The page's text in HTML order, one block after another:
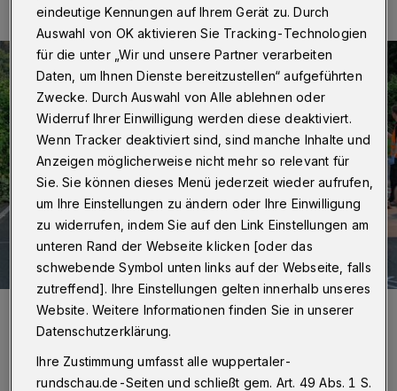
eindeutige Kennungen auf Ihrem Gerät zu. Durch
Auswahl von OK aktivieren Sie Tracking-Technologien
für die unter „Wir und unsere Partner verarbeiten
Daten, um Ihnen Dienste bereitzustellen“ aufgeführten
Zwecke. Durch Auswahl von Alle ablehnen oder
Widerruf Ihrer Einwilligung werden diese deaktiviert.
Wenn Tracker deaktiviert sind, sind manche Inhalte und
Anzeigen möglicherweise nicht mehr so relevant für
Sie. Sie können dieses Menü jederzeit wieder aufrufen,
um Ihre Einstellungen zu ändern oder Ihre Einwilligung
zu widerrufen, indem Sie auf den Link Einstellungen am
unteren Rand der Webseite klicken [oder das
schwebende Symbol unten links auf der Webseite, falls
zutreffend]. Ihre Einstellungen gelten innerhalb unseres
Website. Weitere Informationen finden Sie in unserer
Datenschutzerklärung.
Ihre Zustimmung umfasst alle wuppertaler-
rundschau.de-Seiten und schließt gem. Art. 49 Abs. 1 S.